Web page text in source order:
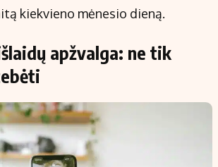
kiekvieno mėnesio dieną.
apžvalga: ne tik